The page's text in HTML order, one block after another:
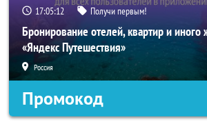
17:05:10 Получи первым!
Бронирование отелей, квартир и иного
«Яндекс Путешествия»
Россия
Промокод